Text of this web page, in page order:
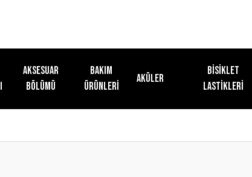
AKSESUAR
BÖLÜMÜ
Bakım
Ürünleri
Aküler
Bisiklet
Lastikleri